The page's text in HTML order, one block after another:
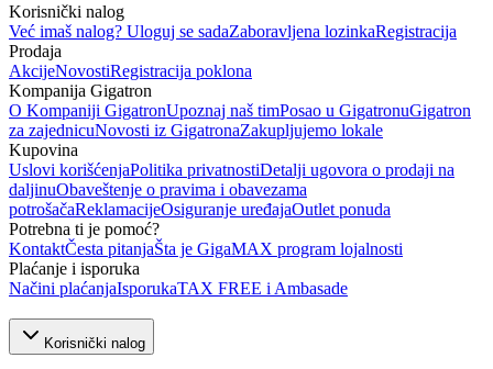
Korisnički nalog
Već imaš nalog? Uloguj se sadaZaboravljena lozinkaRegistracija
Prodaja
AkcijeNovostiRegistracija poklona
Kompanija Gigatron
O Kompaniji GigatronUpoznaj naš timPosao u GigatronuGigatron
za zajednicuNovosti iz GigatronaZakupljujemo lokale
Kupovina
Uslovi korišćenjaPolitika privatnostiDetalji ugovora o prodaji na
daljinuObaveštenje o pravima i obavezama
potrošačaReklamacijeOsiguranje uređajaOutlet ponuda
Potrebna ti je pomoć?
KontaktČesta pitanjaŠta je GigaMAX program lojalnosti
Plaćanje i isporuka
Načini plaćanjaIsporukaTAX FREE i Ambasade
Korisnički nalog